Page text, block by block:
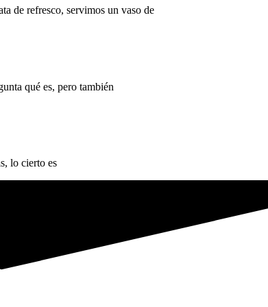
de refresco, servimos un vaso de
qué es, pero también
lo cierto es